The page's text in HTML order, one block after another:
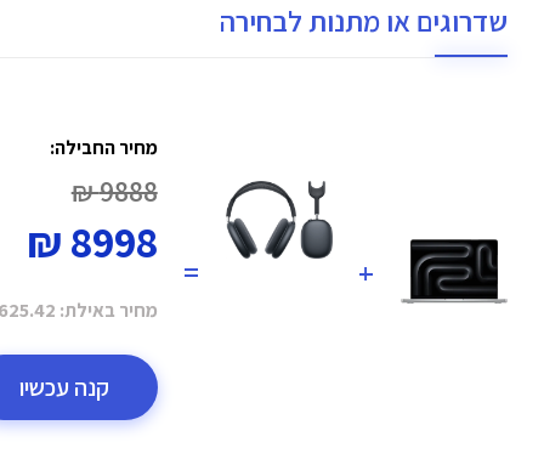
שדרוגים או מתנות לבחירה
+
=
מחיר החבילה:
9888 ₪
8998 ₪
מחיר באילת: ₪
קנה עכשיו